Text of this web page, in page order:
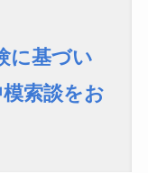
に基づい
索談をお